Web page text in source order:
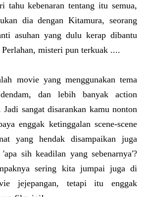
tahu kebenaran tentang itu semua,
dia dengan Kitamura, seorang
asuhan yang dulu kerap dibantu
misteri pun terkuak ....
movie yang menggunakan tema
dan lebih banyak action
sangat disarankan kamu nonton
enggak ketinggalan scene-scene
yang hendak disampaikan juga
'apa sih keadilan yang sebenarnya'?
sering kita jumpai juga di
jejepangan, tetapi itu enggak